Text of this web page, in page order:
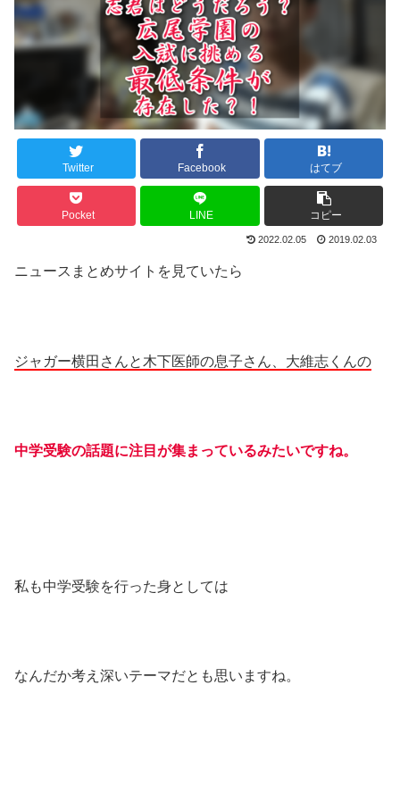
Twitter Facebook はてブ
Pocket LINE コピー
2022.02.05 2019.02.03
ニュースまとめサイトを見ていたら
ジャガー横田さんと木下医師の息子さん、大維志くんの
中学受験の話題に注目が集まっているみたいですね。
私も中学受験を行った身としては
なんだか考え深いテーマだとも思いますね。